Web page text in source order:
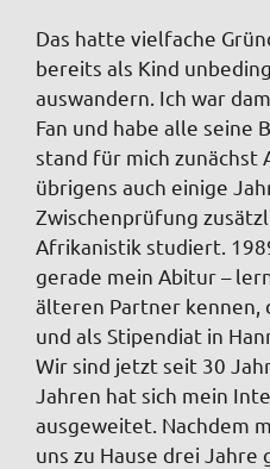
Das hatte vielfache
bereits als Kind
auswandern. Ich war
Fan und habe alle seine
stand für mich zunächst
übrigens auch einige
Zwischenprüfung
Afrikanistik studiert.
gerade mein Abitur –
älteren Partner kennen,
und als Stipendiat in
Wir sind jetzt seit 30
Jahren hat sich mein
ausgeweitet. Nachdem
uns zu Hause drei